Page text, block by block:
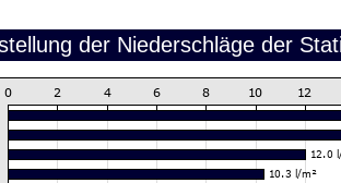
der Niederschläge der